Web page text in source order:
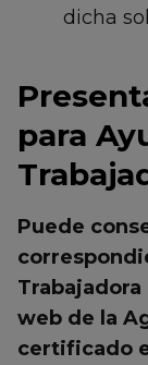
dicha
para
Puede
web de la
certificado